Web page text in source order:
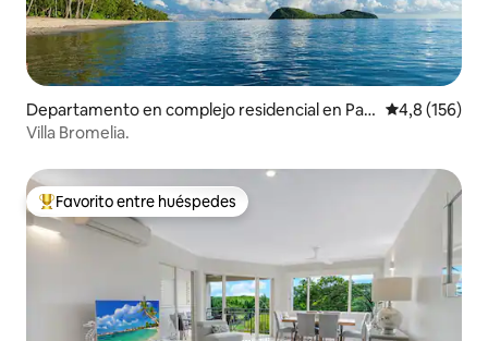
Departamento en complejo residencial en Pal
m Cove
Calificación
4,8 (156)
Villa Bromelia.
Favorito entre los huéspedes más destacados
Favorito entre huéspedes